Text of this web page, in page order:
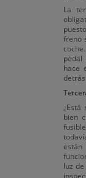
La
freno
pedal
hace
¿Está
bien
luz